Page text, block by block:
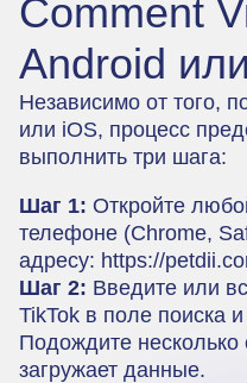
Comment
Android
Независимо от того,
или iOS, процесс
выполнить три шага:
Шаг 1: Откройте
телефоне (Chrome,
адресу: https://
Шаг 2: Введите или
TikTok в поле поиска
Подождите несколько
загружает данные.